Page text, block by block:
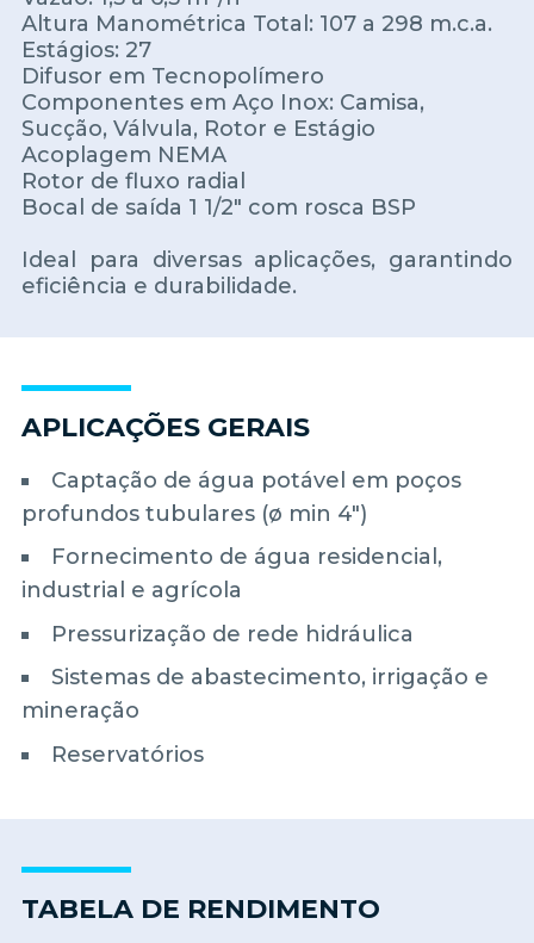
Altura Manométrica Total: 107 a 298 m.c.a.
Estágios: 27
Difusor em Tecnopolímero
Componentes em Aço Inox: Camisa,
Sucção, Válvula, Rotor e Estágio
Acoplagem NEMA
Rotor de fluxo radial
Bocal de saída 1 1/2" com rosca BSP
Ideal para diversas aplicações, garantindo
eficiência e durabilidade.
APLICAÇÕES GERAIS
Captação de água potável em poços
profundos tubulares (ø min 4")
Fornecimento de água residencial,
industrial e agrícola
Pressurização de rede hidráulica
Sistemas de abastecimento, irrigação e
mineração
Reservatórios
TABELA DE RENDIMENTO